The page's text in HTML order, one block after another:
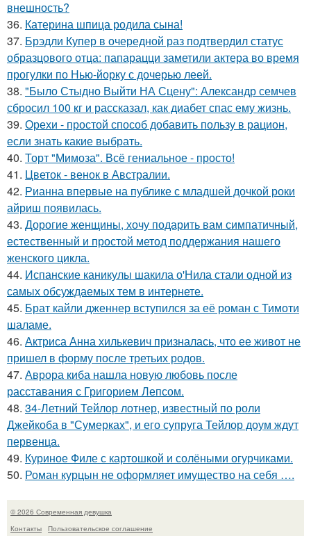
внешность?
36. Катерина шпица родила сына!
37. Брэдли Купер в очередной раз подтвердил статус
образцового отца: папарацци заметили актера во время
прогулки по Нью-йорку с дочерью леей.
38. "Было Стыдно Выйти НА Сцену": Александр семчев
сбросил 100 кг и рассказал, как диабет спас ему жизнь.
39. Орехи - простой способ добавить пользу в рацион,
если знать какие выбрать.
40. Торт "Мимоза". Всё гениальное - просто!
41. Цветок - венок в Австралии.
42. Рианна впервые на публике с младшей дочкой роки
айриш появилась.
43. Дорогие женщины, хочу подарить вам симпатичный,
естественный и простой метод поддержания нашего
женского цикла.
44. Испанские каникулы шакила о'Нила стали одной из
самых обсуждаемых тем в интернете.
45. Брат кайли дженнер вступился за её роман с Тимоти
шаламе.
46. Актриса Анна хилькевич призналась, что ее живот не
пришел в форму после третьих родов.
47. Аврора киба нашла новую любовь после
расставания с Григорием Лепсом.
48. 34-Летний Тейлор лотнер, известный по роли
Джейкоба в "Сумерках", и его супруга Тейлор доум ждут
первенца.
49. Куриное Филе с картошкой и солёными огурчиками.
50. Роман курцын не оформляет имущество на себя ….
© 2026 Современная девушка
Контакты
Пользовательское соглашение